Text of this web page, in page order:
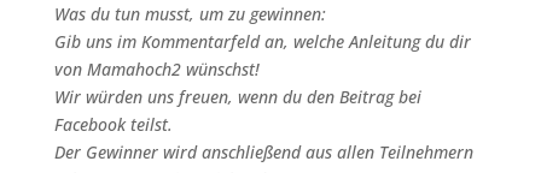
Was du tun musst, um zu gewinnen:
Gib uns im Kommentarfeld an, welche Anleitung du dir
von Mamahoch2 wünschst!
Wir würden uns freuen, wenn du den Beitrag bei
Facebook teilst.
Der Gewinner wird anschließend aus allen Teilnehmern